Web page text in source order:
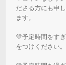
ださる方にも申
ます。
💛予定時間をす
をつけください。